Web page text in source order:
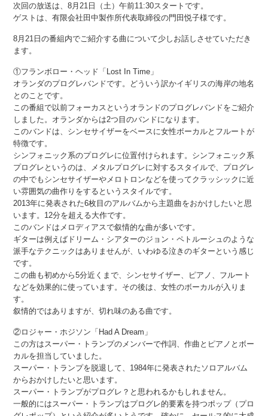
次回の放送は、8月21日（土）午前11:30スタートです。
ゲストは、有限会社田中製作所代表取締役の門田悦子様です。
8月21日の番組内でご紹介する曲について少しお話しさせていただき
ます。
①フランボロー・ヘッド「Lost In Time」
オランダのプログレバンドです。どういう訳かイギリスの海岸の地名
とのことです。
この番組で以前フォーカスというオランドのプログレバンドをご紹介
しました。オランダからは2つ目のバンドになります。
このバンドは、シンセサイザーをベースに女性ボーカルとフルートが
特徴です。
シンフォニック系のプログレに位置付けられます。シンフォニック系
プログレというのは、メタルプログレに対するスタイルで、プログレ
の中でもシンセサイザーやメロトロンなどを使ってクラッシックに近
い雰囲気の曲作りをするというスタイルです。
2013年に発表された6枚目のアルバムから主題曲をおかけしたいと思
います。12分を超える大作です。
このバンドはメロディアスで叙情的な曲が多いです。
ギターは例えばドリーム・シアターのジョン・ペトルーシュのような
派手なテクニックはありませんが、いわゆる泣きのギターという感じ
です。
この曲も初めから5分近くまで、シンセサイザー、ピアノ、フルート
などを効果的に使っています。その後は、女性のボーカルが入りま
す。
叙情的ではありますが、切れ味のある曲です。
②ロジャー・ホジソン「Had A Dream」
この方はスーパー・トランプのメンバーで作詞、作曲とピアノとボー
カルを担当していました。
スーパー・トランプを脱退して、1984年に発表されたソロアルバム
からおかけしたいと思います。
スーパー・トランプがプログレ？と思われるかもしれません。
一般的にはスーパー・トランプはプログレ的要素を持つポップ（プロ